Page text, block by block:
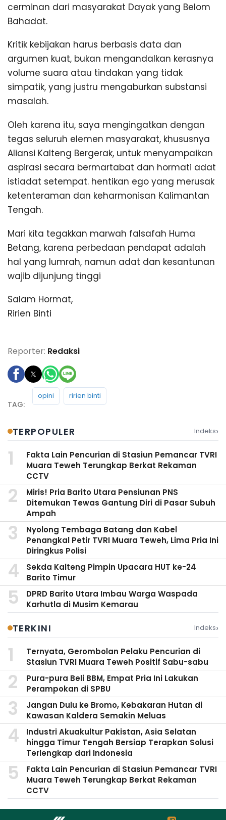
cerminan dari masyarakat Dayak yang Belom
Bahadat.
Kritik kebijakan harus berbasis data dan
argumen kuat, bukan mengandalkan kerasnya
volume suara atau tindakan yang tidak
simpatik, yang justru mengaburkan substansi
masalah.
Oleh karena itu, saya mengingatkan dengan
tegas seluruh elemen masyarakat, khususnya
Aliansi Kalteng Bergerak, untuk menyampaikan
aspirasi secara bermartabat dan hormati adat
istiadat setempat. hentikan ego yang merusak
ketenteraman dan keharmonisan Kalimantan
Tengah.
Mari kita tegakkan marwah falsafah Huma
Betang, karena perbedaan pendapat adalah
hal yang lumrah, namun adat dan kesantunan
wajib dijunjung tinggi
Salam Hormat,
Ririen Binti
Reporter: Redaksi
opini ririen binti
TERPOPULER Indeks›
Fakta Lain Pencurian di Stasiun Pemancar TVRI
Muara Teweh Terungkap Berkat Rekaman
CCTV
Miris! Pria Barito Utara Pensiunan PNS
Ditemukan Tewas Gantung Diri di Pasar Subuh
Ampah
Nyolong Tembaga Batang dan Kabel
Penangkal Petir TVRI Muara Teweh, Lima Pria Ini
Diringkus Polisi
Sekda Kalteng Pimpin Upacara HUT ke-24
Barito Timur
DPRD Barito Utara Imbau Warga Waspada
Karhutla di Musim Kemarau
TERKINI Indeks›
Ternyata, Gerombolan Pelaku Pencurian di
Stasiun TVRI Muara Teweh Positif Sabu-sabu
Pura-pura Beli BBM, Empat Pria Ini Lakukan
Perampokan di SPBU
Jangan Dulu ke Bromo, Kebakaran Hutan di
Kawasan Kaldera Semakin Meluas
Industri Akuakultur Pakistan, Asia Selatan
hingga Timur Tengah Bersiap Terapkan Solusi
Terlengkap dari Indonesia
Fakta Lain Pencurian di Stasiun Pemancar TVRI
Muara Teweh Terungkap Berkat Rekaman
CCTV